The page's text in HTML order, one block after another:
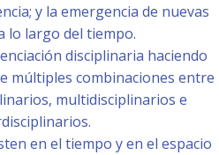
y la emergencia de nuevas
lo largo del tiempo.
disciplinaria haciendo
múltiples combinaciones entre
multidisciplinarios e
en el tiempo y en el espacio